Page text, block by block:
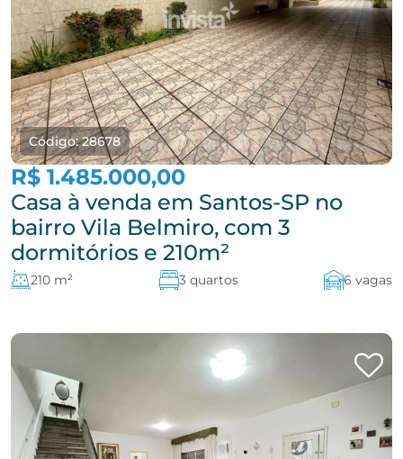
Código: 28678
R$ 1.485.000,00
Casa à venda em Santos-SP no
bairro Vila Belmiro, com 3
dormitórios e 210m²
210 m² 3 quartos 6 vagas